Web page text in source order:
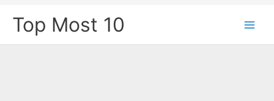
Top Most 10